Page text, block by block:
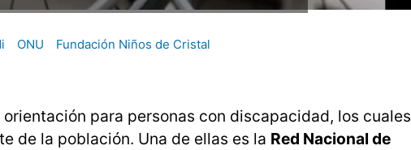
ONU Fundación Niños de Cristal
para personas con discapacidad, los cuales
de la población. Una de ellas es la Red Nacional de